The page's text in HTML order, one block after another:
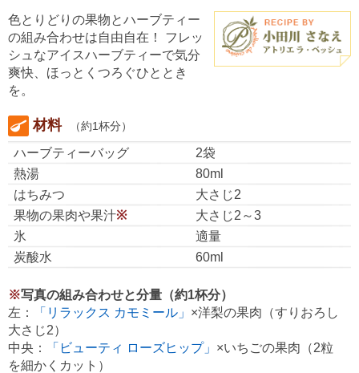
色とりどりの果物とハーブティー
の組み合わせは自由自在！ フレッ
シュなアイスハーブティーで気分
爽快、ほっとくつろぐひととき
を。
材料 （約1杯分）
ハーブティーバッグ
2袋
熱湯
80ml
はちみつ
大さじ2
果物の果肉や果汁※
大さじ2～3
氷
適量
炭酸水
60ml
※写真の組み合わせと分量（約1杯分）
左：
「リラックス カモミール」 ×洋梨の果肉（すりおろし
大さじ2）
中央：
「ビューティ ローズヒップ」 ×いちごの果肉（2粒
を細かくカット）